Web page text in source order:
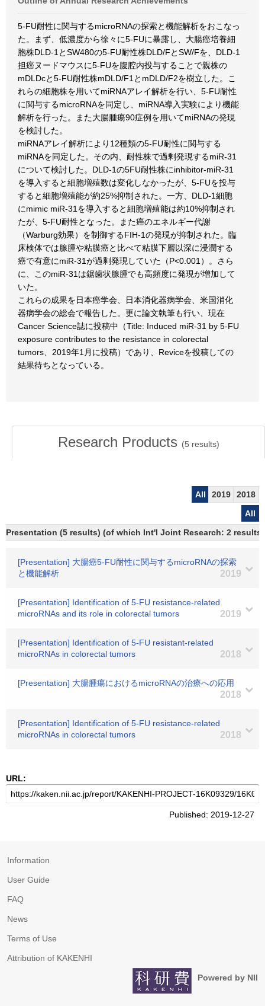
5-FU耐性に関与するmicroRNAの探索と機能解析をおこなっ
た。まず、低濃度から徐々に5-FUに暴露し、大腸癌培養細
胞株DLD-1とSW480の5-FU耐性株DLD/FとSW/Fを、DLD-1
担癌ヌードマウスに5-FUを腹腔内投与することで親株の
mDLDcと5-FU耐性株mDLD/F1とmDLD/F2を樹立した。こ
れらの細胞株を用いてmiRNAアレイ解析を行い、5-FU耐性
に関与するmicroRNAを同定し、miRNA導入実験により機能
解析を行った。また大腸腫瘍90症例を用いてmiRNAの発現
を検討した。
miRNAアレイ解析により12種類の5-FU耐性に関与する
miRNAを同定した。その内、耐性株で過剰発現するmiR-31
について検討した。DLD-1の5FU耐性株にinhibitor-miR-31
を導入すると細胞増殖数は変化しなかったが、5-FUを投与
すると細胞増殖能が約25%抑制された。一方、DLD-1細胞
にmimic miR-31を導入すると細胞増殖能は約10%抑制され
たが、5-FU耐性となった。また癌のエネルギー代謝
（Warburg効果）を制御するFIH-1の発現が抑制された。臨
床検体では腺腫や粘膜癌と比べて粘膜下層以深に浸潤する
癌で有意にmiR-31が過剰発現していた（P<0.001）。さら
に、このmiR-31は鋸歯状腺腫でも高頻度に発現が増加して
いた。
これらの成果を日本癌学会、日本消化器病学会、米国消化
器病学会の総会で報告した。更に論文執筆も行い、現在
Cancer Science誌に投稿中（Title: Induced miR-31 by 5-FU
exposure contributes to the resistance in colorectal
tumors、2019年1月に投稿）であり、Reviceを投稿しての
結果待ちとなっている。
Research Products (5 results)
All 2019
2018
All
Presentation (5 results) (of which Int'l Joint Research: 2 results)
[Presentation] 大腸癌5-FU耐性に関与するmicroRNAの探索
と機能解析
2019
[Presentation] Identification of 5-FU resistance-related
microRNAs and its role in colorectal tumors
2019
[Presentation] Identification of 5-FU resistant-related
microRNAs in colorectal tumors
2018
[Presentation] 大腸腫瘍におけるmicroRNAの治療への応用
2018
[Presentation] Identification of 5-FU resistance-related
microRNAs in colorectal tumors
2018
URL:
Published: 2019-12-27
Information
User Guide
FAQ
News
Terms of Use
Attribution of KAKENHI
Powered by NII